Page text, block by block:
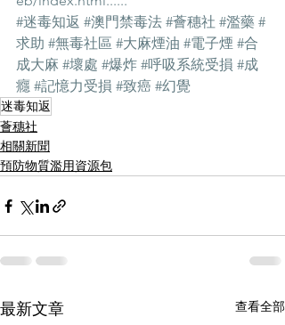
#迷毒知返 #澳門禁毒法 #薈穗社 #濫藥 #
求助 #無毒社區 #大麻煙油 #電子煙 #合
成大麻 #壞處 #爆炸 #呼吸系統受損 #成
癮 #記憶力受損 #致癌 #幻覺
迷毒知返
薈穗社
相關新聞
預防物質濫用資源包
最新文章 查看全部